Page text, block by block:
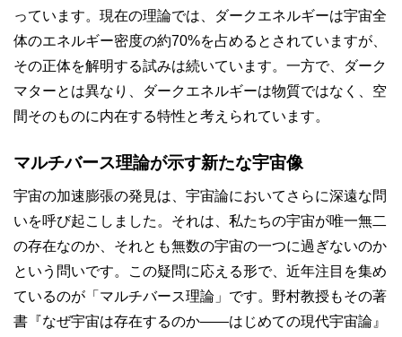
っています。現在の理論では、ダークエネルギーは宇宙全
体のエネルギー密度の約70%を占めるとされていますが、
その正体を解明する試みは続いています。一方で、ダーク
マターとは異なり、ダークエネルギーは物質ではなく、空
間そのものに内在する特性と考えられています。
マルチバース理論が示す新たな宇宙像
宇宙の加速膨張の発見は、宇宙論においてさらに深遠な問
いを呼び起こしました。それは、私たちの宇宙が唯一無二
の存在なのか、それとも無数の宇宙の一つに過ぎないのか
という問いです。この疑問に応える形で、近年注目を集め
ているのが「マルチバース理論」です。野村教授もその著
書『なぜ宇宙は存在するのか――はじめての現代宇宙論』